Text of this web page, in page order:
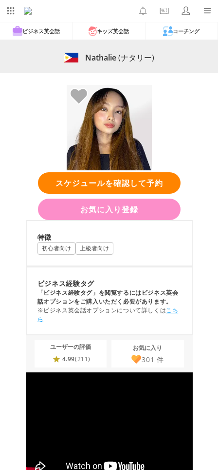
ビジネス英会話 キッズ英会話 コーチング
Nathalie(ナタリー)
スケジュールを確認して予約
お気に入り登録
特徴
初心者向け 上級者向け
ビジネス経験タグ
「ビジネス経験タグ」を閲覧するにはビジネス英会
話オプションをご購入いただく必要があります。
※ビジネス英会話オプションについて詳しくはこち
ら
ユーザーの評価
4.99(211)
お気に入り
301 件